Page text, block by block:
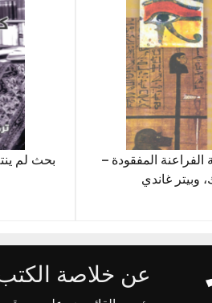
المفقودة –
وبيتر غاندي
بحث لم
عن خلاصة